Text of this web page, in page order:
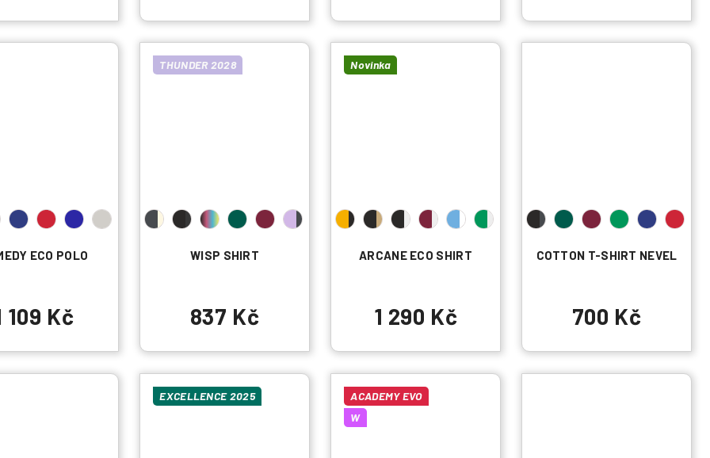
ECO POLO
109 Kč
THUNDER 2028
WISP SHIRT
837 Kč
Novinka
ARCANE ECO SHIRT
1 290 Kč
COTTON T-SHIRT NEVEL
700 Kč
EXCELLENCE 2025
ACADEMY EVO
W